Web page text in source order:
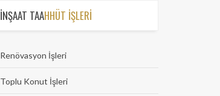
İNŞAAT TAAHHÜT İŞLERİ
Renövasyon İşleri
Toplu Konut İşleri